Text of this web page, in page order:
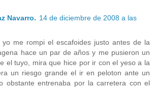
Navarro. 14 de diciembre de 2008 a las
me rompi el escafoides justo antes de la
hace un par de años y me pusieron un
el tuyo, mira que hice por ir con el yeso a la
un riesgo grande el ir en peloton ante un
obstante entrenaba por la carretera con el